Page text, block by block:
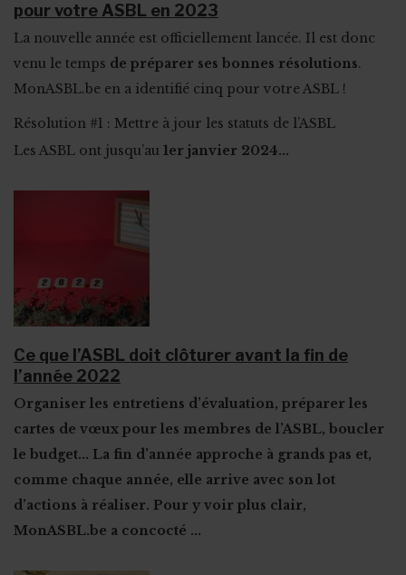
pour votre ASBL en 2023
La nouvelle année est officiellement lancée. Il est donc
venu le temps de préparer ses bonnes résolutions.
MonASBL.be en a identifié cinq pour votre ASBL !
Résolution #1 : Mettre à jour les statuts de l’ASBL
Les ASBL ont jusqu’au 1er janvier 2024...
Ce que l’ASBL doit clôturer avant la fin de
l’année 2022
Organiser les entretiens d’évaluation, préparer les
cartes de vœux pour les membres de l’ASBL, boucler
le budget... La fin d’année approche à grands pas et,
comme chaque année, elle arrive avec son lot
d’actions à réaliser. Pour y voir plus clair,
MonASBL.be a concocté ...